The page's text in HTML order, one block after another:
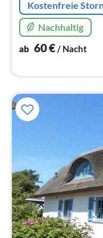
Kostenfreie
Nachhaltig
ab 60€/ Nacht